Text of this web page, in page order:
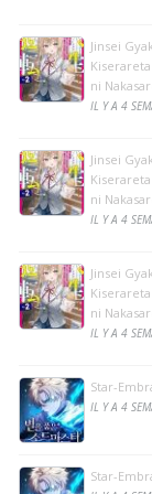
Jinsei
ni
IL Y A 4
Jinsei
ni
IL Y A 4
Jinsei
ni
IL Y A 4
Star-
IL Y A 4
Star-